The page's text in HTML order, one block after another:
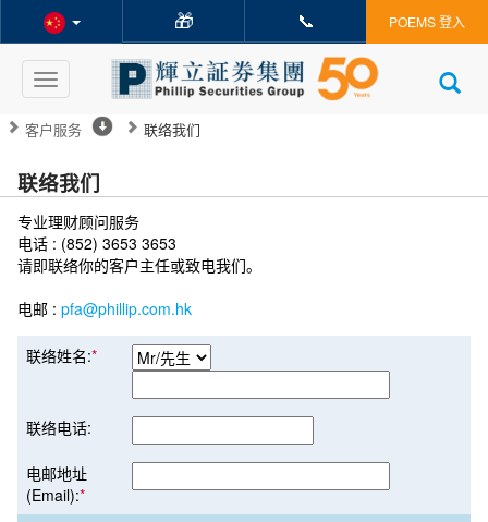
🎁 📞 POEMS 登入
Toggle
navigation
客户服务 联络我们
联络我们
专业理财顾问服务
电话 : (852) 3653 3653
请即联络你的客户主任或致电我们。
电邮 : pfa@phillip.com.hk
联络姓名:*
联络电话:
电邮地址
(Email):*